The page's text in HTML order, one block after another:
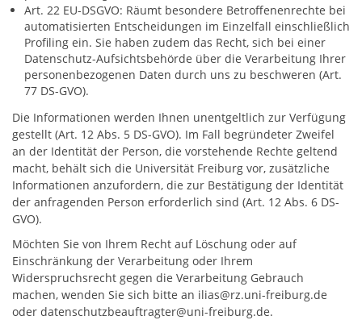
Art. 22 EU-DSGVO: Räumt besondere Betroffenenrechte bei
automatisierten Entscheidungen im Einzelfall einschließlich
Profiling ein. Sie haben zudem das Recht, sich bei einer
Datenschutz-Aufsichtsbehörde über die Verarbeitung Ihrer
personenbezogenen Daten durch uns zu beschweren (Art.
77 DS-GVO).
Die Informationen werden Ihnen unentgeltlich zur Verfügung
gestellt (Art. 12 Abs. 5 DS-GVO). Im Fall begründeter Zweifel
an der Identität der Person, die vorstehende Rechte geltend
macht, behält sich die Universität Freiburg vor, zusätzliche
Informationen anzufordern, die zur Bestätigung der Identität
der anfragenden Person erforderlich sind (Art. 12 Abs. 6 DS-
GVO).
Möchten Sie von Ihrem Recht auf Löschung oder auf
Einschränkung der Verarbeitung oder Ihrem
Widerspruchsrecht gegen die Verarbeitung Gebrauch
machen, wenden Sie sich bitte an ilias@rz.uni-freiburg.de
oder datenschutzbeauftragter@uni-freiburg.de.